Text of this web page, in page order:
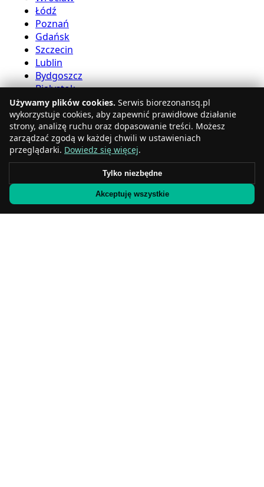
Łódź
Poznań
Gdańsk
Szczecin
Lublin
Bydgoszcz
Białystok
Usługi bioreznansu
Katowice
Gdynia
Radom
Używamy plików cookies. Serwis biorezonansq.pl
wykorzystuje cookies, aby zapewnić prawidłowe działanie
strony, analizę ruchu oraz dopasowanie treści. Możesz
zarządzać zgodą w każdej chwili w ustawieniach
przeglądarki. Dowiedz się więcej.
Tylko niezbędne
Akceptuję wszystkie